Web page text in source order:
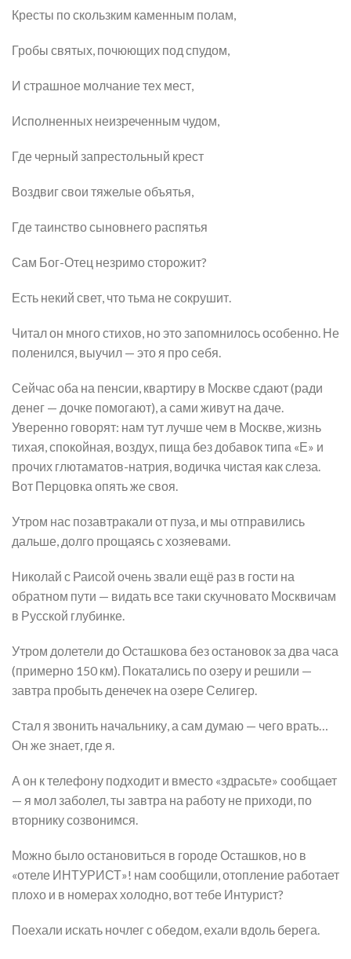
Кресты по скользким каменным полам,
Гробы святых, почюющих под спудом,
И страшное молчание тех мест,
Исполненных неизреченным чудом,
Где черный запрестольный крест
Воздвиг свои тяжелые объятья,
Где таинство сыновнего распятья
Сам Бог-Отец незримо сторожит?
Есть некий свет, что тьма не сокрушит.
Читал он много стихов, но это запомнилось особенно. Не
поленился, выучил — это я про себя.
Сейчас оба на пенсии, квартиру в Москве сдают (ради
денег — дочке помогают), а сами живут на даче.
Уверенно говорят: нам тут лучше чем в Москве, жизнь
тихая, спокойная, воздух, пища без добавок типа «Е» и
прочих глютаматов-натрия, водичка чистая как слеза.
Вот Перцовка опять же своя.
Утром нас позавтракали от пуза, и мы отправились
дальше, долго прощаясь с хозяевами.
Николай с Раисой очень звали ещё раз в гости на
обратном пути — видать все таки скучновато Москвичам
в Русской глубинке.
Утром долетели до Осташкова без остановок за два часа
(примерно 150 км). Покатались по озеру и решили —
завтра пробыть денечек на озере Селигер.
Стал я звонить начальнику, а сам думаю — чего врать…
Он же знает, где я.
А он к телефону подходит и вместо «здрасьте» сообщает
— я мол заболел, ты завтра на работу не приходи, по
вторнику созвонимся.
Можно было остановиться в городе Осташков, но в
«отеле ИНТУРИСТ»! нам сообщили, отопление работает
плохо и в номерах холодно, вот тебе Интурист?
Поехали искать ночлег с обедом, ехали вдоль берега.